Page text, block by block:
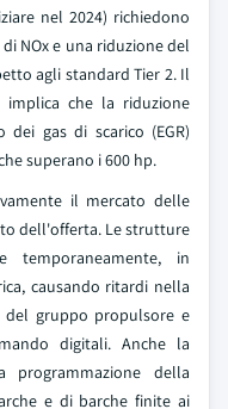
nel 2024) richiedono
NOx e una riduzione del
agli standard Tier 2. Il
che la riduzione
gas di scarico (EGR)
superano i 600 hp.
il mercato delle
dell'offerta. Le strutture
in
causando ritardi nella
gruppo propulsore e
digitali. Anche la
della
e di barche finite ai